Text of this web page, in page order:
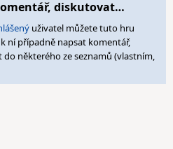
diskutovat…
uživatel můžete tuto hru
ní případně napsat komentář,
některého ze seznamů (vlastním,